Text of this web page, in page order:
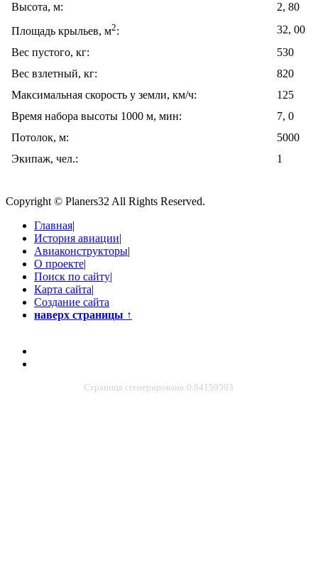
Высота, м:
2, 80
Площадь крыльев, м2:
32, 00
Вес пустого, кг:
530
Вес взлетный, кг:
820
Максимальная скорость у земли, км/ч:
125
Время набора высоты 1000 м, мин:
7, 0
Потолок, м:
5000
Экипаж, чел.:
1
Copyright © Planers32 All Rights Reserved.
Главная|
История авиации|
Авиаконструкторы|
О проекте|
Поиск по сайту|
Карта сайта|
Создание сайта
наверх страницы ↑
Страница сгенерирована:0.04159593